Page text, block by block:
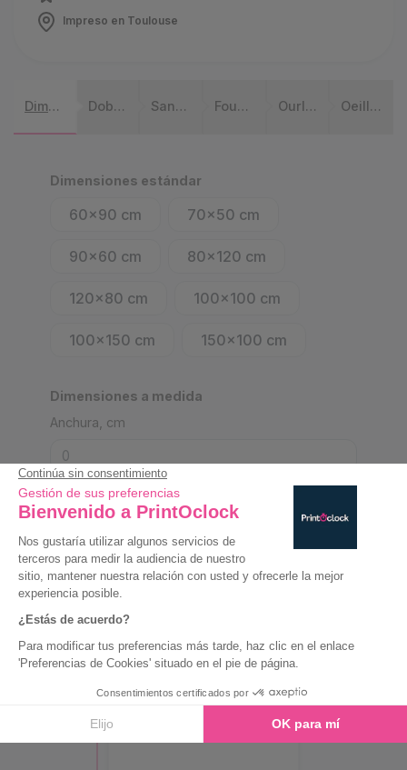
Impreso en Toulouse
Dimensiones Doble cara Sangle & anneaux Fourreau Ourlet Oeillet
Dimensiones estándar
60x90 cm 70x50 cm
90x60 cm 80x120 cm
120x80 cm 100x100 cm
100x150 cm 150x100 cm
Dimensiones a medida
Anchura, cm
al menos50cm de ancho
Altura, cm
al menos50cm de altura